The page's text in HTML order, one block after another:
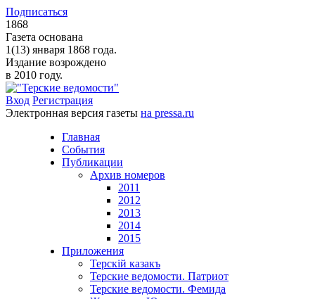
Подписаться
1868
Газета основана
1(13) января 1868 года.
Издание возрождено
в 2010 году.
Вход Регистрация
Электронная версия газеты на pressa.ru
Главная
События
Публикации
Архив номеров
2011
2012
2013
2014
2015
Приложения
Терскiй казакъ
Терские ведомости. Патриот
Терские ведомости. Фемида